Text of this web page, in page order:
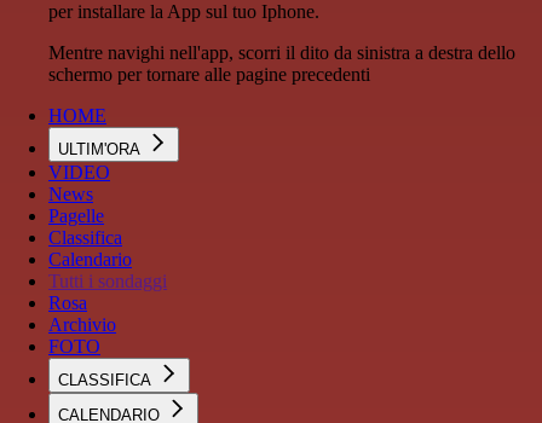
per installare la App sul tuo Iphone.
Mentre navighi nell'app, scorri il dito da sinistra a destra dello
schermo per tornare alle pagine precedenti
HOME
ULTIM'ORA
VIDEO
News
Pagelle
Classifica
Calendario
Tutti i sondaggi
Rosa
Archivio
FOTO
CLASSIFICA
CALENDARIO